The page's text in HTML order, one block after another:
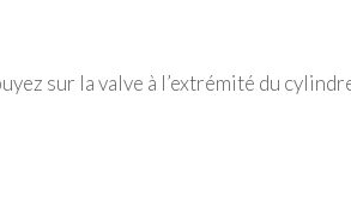
sur la valve à l’extrémité du